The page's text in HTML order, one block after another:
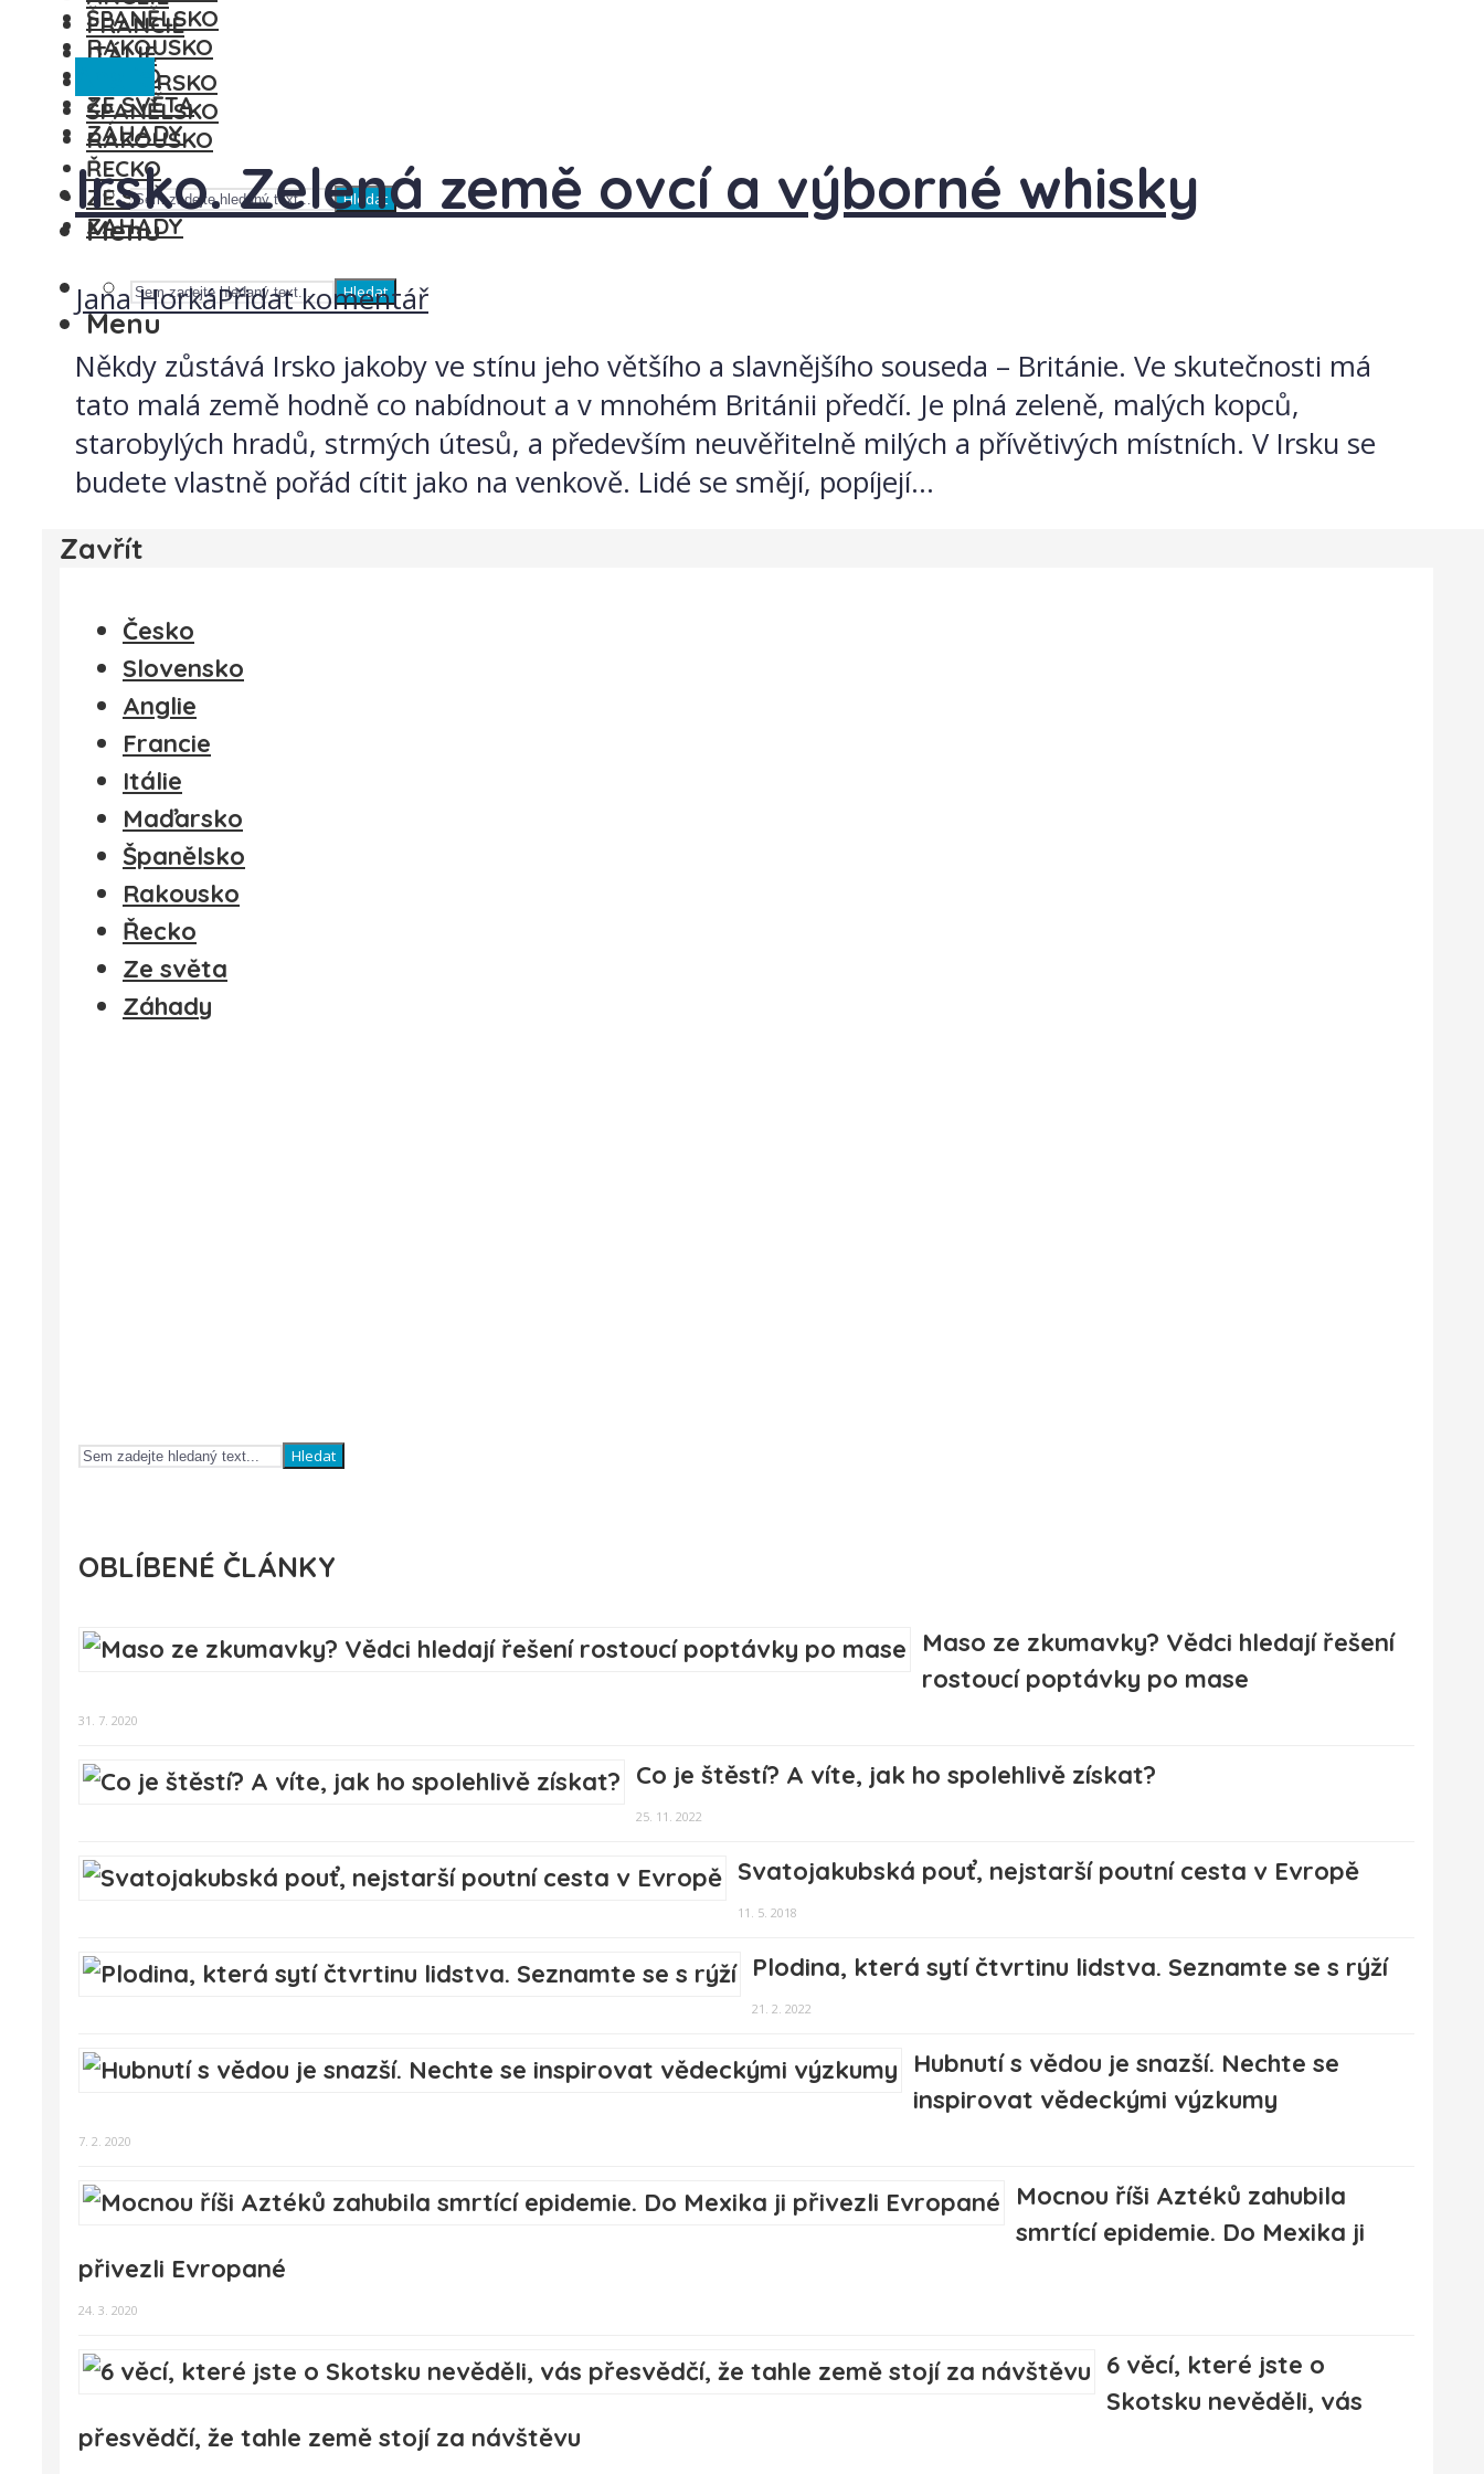
FRANCIE
ITÁLIE
MAĎARSKO
ŠPANĚLSKO
RAKOUSKO
ŘECKO
ZE SVĚTA
ZÁHADY
Hledat
Menu
ŠPANĚLSKO
RAKOUSKO
ŘECKO
ZE SVĚTA
ZÁHADY
Hledat
Menu
Irsko. Zelená země ovcí a výborné whisky
Jana HorkáPřidat komentář
Někdy zůstává Irsko jakoby ve stínu jeho většího a slavnějšího souseda – Británie. Ve skutečnosti má
tato malá země hodně co nabídnout a v mnohém Británii předčí. Je plná zeleně, malých kopců,
starobylých hradů, strmých útesů, a především neuvěřitelně milých a přívětivých místních. V Irsku se
budete vlastně pořád cítit jako na venkově. Lidé se smějí, popíjejí...
Zavřít
Česko
Slovensko
Anglie
Francie
Itálie
Maďarsko
Španělsko
Rakousko
Řecko
Ze světa
Záhady
Hledat
OBLÍBENÉ ČLÁNKY
Maso ze zkumavky? Vědci hledají řešení
rostoucí poptávky po mase
31. 7. 2020
Co je štěstí? A víte, jak ho spolehlivě získat?
25. 11. 2022
Svatojakubská pouť, nejstarší poutní cesta v Evropě
11. 5. 2018
Plodina, která sytí čtvrtinu lidstva. Seznamte se s rýží
21. 2. 2022
Hubnutí s vědou je snazší. Nechte se
inspirovat vědeckými výzkumy
7. 2. 2020
Mocnou říši Aztéků zahubila
smrtící epidemie. Do Mexika ji
přivezli Evropané
24. 3. 2020
6 věcí, které jste o
Skotsku nevěděli, vás
přesvědčí, že tahle země stojí za návštěvu